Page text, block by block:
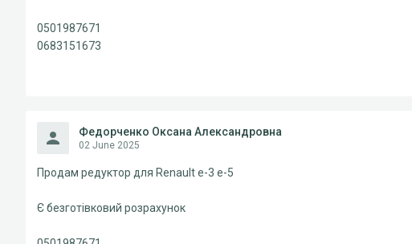
0501987671
0683151673
Федорченко Оксана Александровна
02 June 2025
Продам редуктор для Renault e-3 e-5
Є безготівковий розрахунок